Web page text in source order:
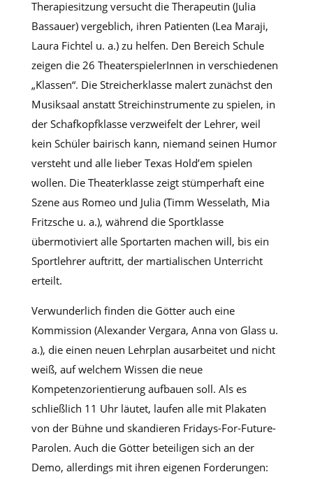
Therapiesitzung versucht die Therapeutin (Julia
Bassauer) vergeblich, ihren Patienten (Lea Maraji,
Laura Fichtel u. a.) zu helfen. Den Bereich Schule
zeigen die 26 TheaterspielerInnen in verschiedenen
„Klassen“. Die Streicherklasse malert zunächst den
Musiksaal anstatt Streichinstrumente zu spielen, in
der Schafkopfklasse verzweifelt der Lehrer, weil
kein Schüler bairisch kann, niemand seinen Humor
versteht und alle lieber Texas Hold’em spielen
wollen. Die Theaterklasse zeigt stümperhaft eine
Szene aus Romeo und Julia (Timm Wesselath, Mia
Fritzsche u. a.), während die Sportklasse
übermotiviert alle Sportarten machen will, bis ein
Sportlehrer auftritt, der martialischen Unterricht
erteilt.
Verwunderlich finden die Götter auch eine
Kommission (Alexander Vergara, Anna von Glass u.
a.), die einen neuen Lehrplan ausarbeitet und nicht
weiß, auf welchem Wissen die neue
Kompetenzorientierung aufbauen soll. Als es
schließlich 11 Uhr läutet, laufen alle mit Plakaten
von der Bühne und skandieren Fridays-For-Future-
Parolen. Auch die Götter beteiligen sich an der
Demo, allerdings mit ihren eigenen Forderungen: